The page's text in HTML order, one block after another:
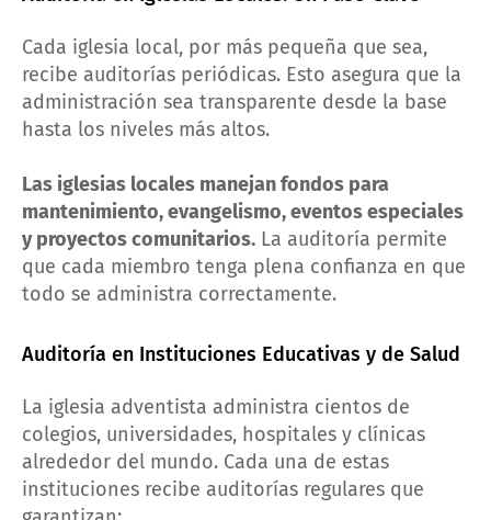
Cada iglesia local, por más pequeña que sea,
recibe auditorías periódicas. Esto asegura que la
administración sea transparente desde la base
hasta los niveles más altos.
Las iglesias locales manejan fondos para
mantenimiento, evangelismo, eventos especiales
y proyectos comunitarios. La auditoría permite
que cada miembro tenga plena confianza en que
todo se administra correctamente.
Auditoría en Instituciones Educativas y de Salud
La iglesia adventista administra cientos de
colegios, universidades, hospitales y clínicas
alrededor del mundo. Cada una de estas
instituciones recibe auditorías regulares que